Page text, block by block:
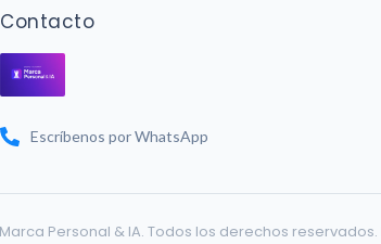
Contacto
Escríbenos por WhatsApp
Personal & IA. Todos los derechos reservados.